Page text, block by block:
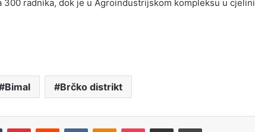
radnika, dok je u Agroindustrijskom kompleksu u cjelini
Bimal Brčko distrikt